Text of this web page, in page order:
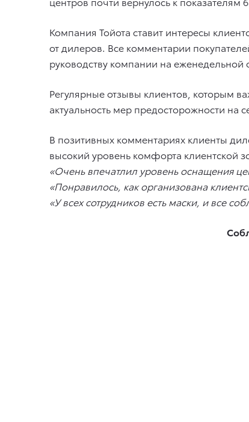
Компания Тойота ставит интересы
от дилеров. Все комментарии
руководству компании на еженедельной
Регулярные отзывы клиентов, которым
актуальность мер предосторожности на
В позитивных комментариях клиенты
высокий уровень комфорта клиентской
«Очень впечатлил уровень оснащения
«Понравилось, как организована
«У всех сотрудников есть маски, и все